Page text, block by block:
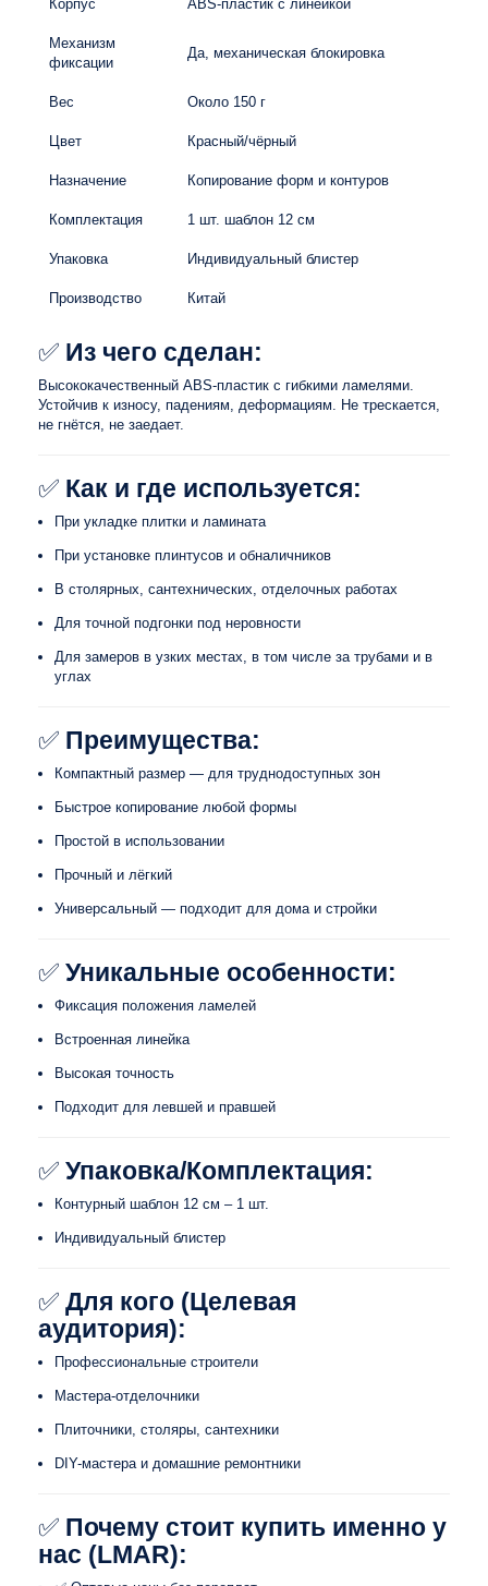
Корпус ABS-пластик с линейкой
Механизм
фиксации
Да, механическая блокировка
Вес Около 150 г
Цвет Красный/чёрный
Назначение Копирование форм и контуров
Комплектация 1 шт. шаблон 12 см
Упаковка Индивидуальный блистер
Производство Китай
✅ Из чего сделан:
Высококачественный ABS-пластик с гибкими ламелями.
Устойчив к износу, падениям, деформациям. Не трескается,
не гнётся, не заедает.
✅ Как и где используется:
При укладке плитки и ламината
При установке плинтусов и обналичников
В столярных, сантехнических, отделочных работах
Для точной подгонки под неровности
Для замеров в узких местах, в том числе за трубами и в
углах
✅ Преимущества:
Компактный размер — для труднодоступных зон
Быстрое копирование любой формы
Простой в использовании
Прочный и лёгкий
Универсальный — подходит для дома и стройки
✅ Уникальные особенности:
Фиксация положения ламелей
Встроенная линейка
Высокая точность
Подходит для левшей и правшей
✅ Упаковка/Комплектация:
Контурный шаблон 12 см – 1 шт.
Индивидуальный блистер
✅ Для кого (Целевая
аудитория):
Профессиональные строители
Мастера-отделочники
Плиточники, столяры, сантехники
DIY-мастера и домашние ремонтники
✅ Почему стоит купить именно у
нас (LMAR):